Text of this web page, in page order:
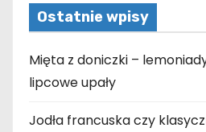
Ostatnie wpisy
Mięta z doniczki –
lipcowe upały
Jodła francuska czy